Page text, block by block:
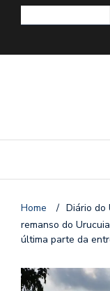
Home / Diário do
remanso do
última parte da